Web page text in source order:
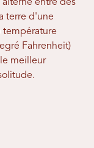
entre des
terre d'une
température
Fahrenheit)
meilleur